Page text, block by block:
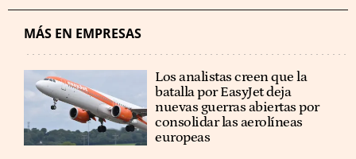
MÁS EN EMPRESAS
Los analistas creen que la
batalla por EasyJet deja
nuevas guerras abiertas por
consolidar las aerolíneas
europeas